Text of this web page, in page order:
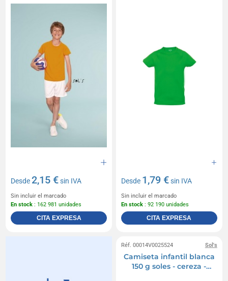
Desde2,15 €sin IVA
Sin incluir el marcado
En stock : 162 981 unidades
CITA EXPRESA
Desde 1,79 €sin IVA
Sin incluir el marcado
En stock : 92 190 unidades
CITA EXPRESA
Sol's
Réf. 00014V0025524
Camiseta infantil blanca
150 g soles - cereza -